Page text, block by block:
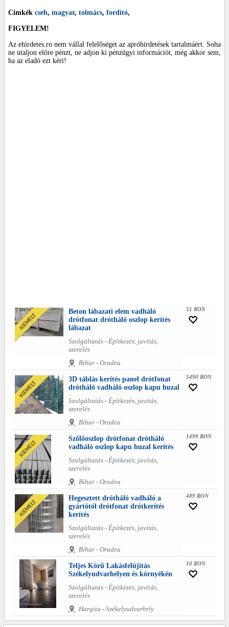
Címkék cseh, magyar, tolmács, fordító,
FIGYELEM!
Az ehirdetes.ro nem vállal felelőséget az apróhirdetések tartalmáért. Soha
ne utaljon előre pénzt, ne adjon ki pénzügyi információt, még akkor sem,
ha az eladó ezt kéri!
Beton lábazati elem vadháló
drótfonat drótháló oszlop kerítés
lábazat
Szolgáltatás - Építkezés, javítás,
szerelés
Bihar - Oradea
51 RON
3D táblás kerítés panel drótfonat
drótháló vadháló oszlop kapu huzal
Szolgáltatás - Építkezés, javítás,
szerelés
Bihar - Oradea
5490 RON
Szőlőoszlop drótfonat drótháló
vadháló oszlop kapu huzal kerítés
Szolgáltatás - Építkezés, javítás,
szerelés
Bihar - Oradea
1499 RON
Hegesztett drótháló vadháló a
gyártótól drótfonat drótkerítés
kerítés
Szolgáltatás - Építkezés, javítás,
szerelés
Bihar - Oradea
489 RON
Teljes Körű Lakásfelújítás
Székelyudvarhelyen és környékén
Szolgáltatás - Építkezés, javítás,
szerelés
Hargita - Székelyudvarhrly
10 RON